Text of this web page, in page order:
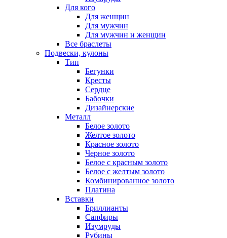
Для кого
Для женщин
Для мужчин
Для мужчин и женщин
Все браслеты
Подвески, кулоны
Тип
Бегунки
Кресты
Сердце
Бабочки
Дизайнерские
Металл
Белое золото
Желтое золото
Красное золото
Черное золото
Белое с красным золото
Белое с желтым золото
Комбинированное золото
Платина
Вставки
Бриллианты
Сапфиры
Изумруды
Рубины